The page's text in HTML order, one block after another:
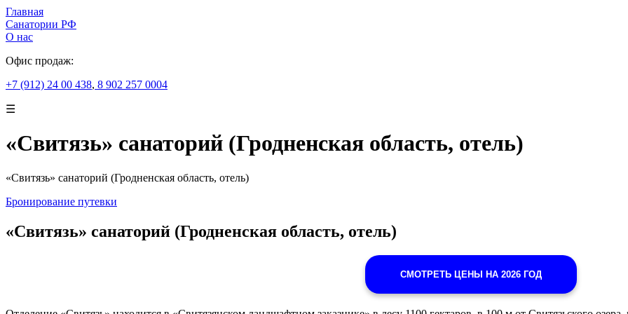
Главная
Санатории РФ
О нас
Офис продаж:
+7 (912) 24 00 438, 8 902 257 0004
☰
«Свитязь» санаторий (Гродненская область, отель)
«Свитязь» санаторий (Гродненская область, отель)
Бронирование путевки
«Свитязь» санаторий (Гродненская область, отель)
СМОТРЕТЬ ЦЕНЫ НА 2026 ГОД